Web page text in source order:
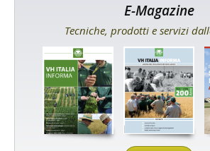
E-Magazine
Tecniche, prodotti e servizi